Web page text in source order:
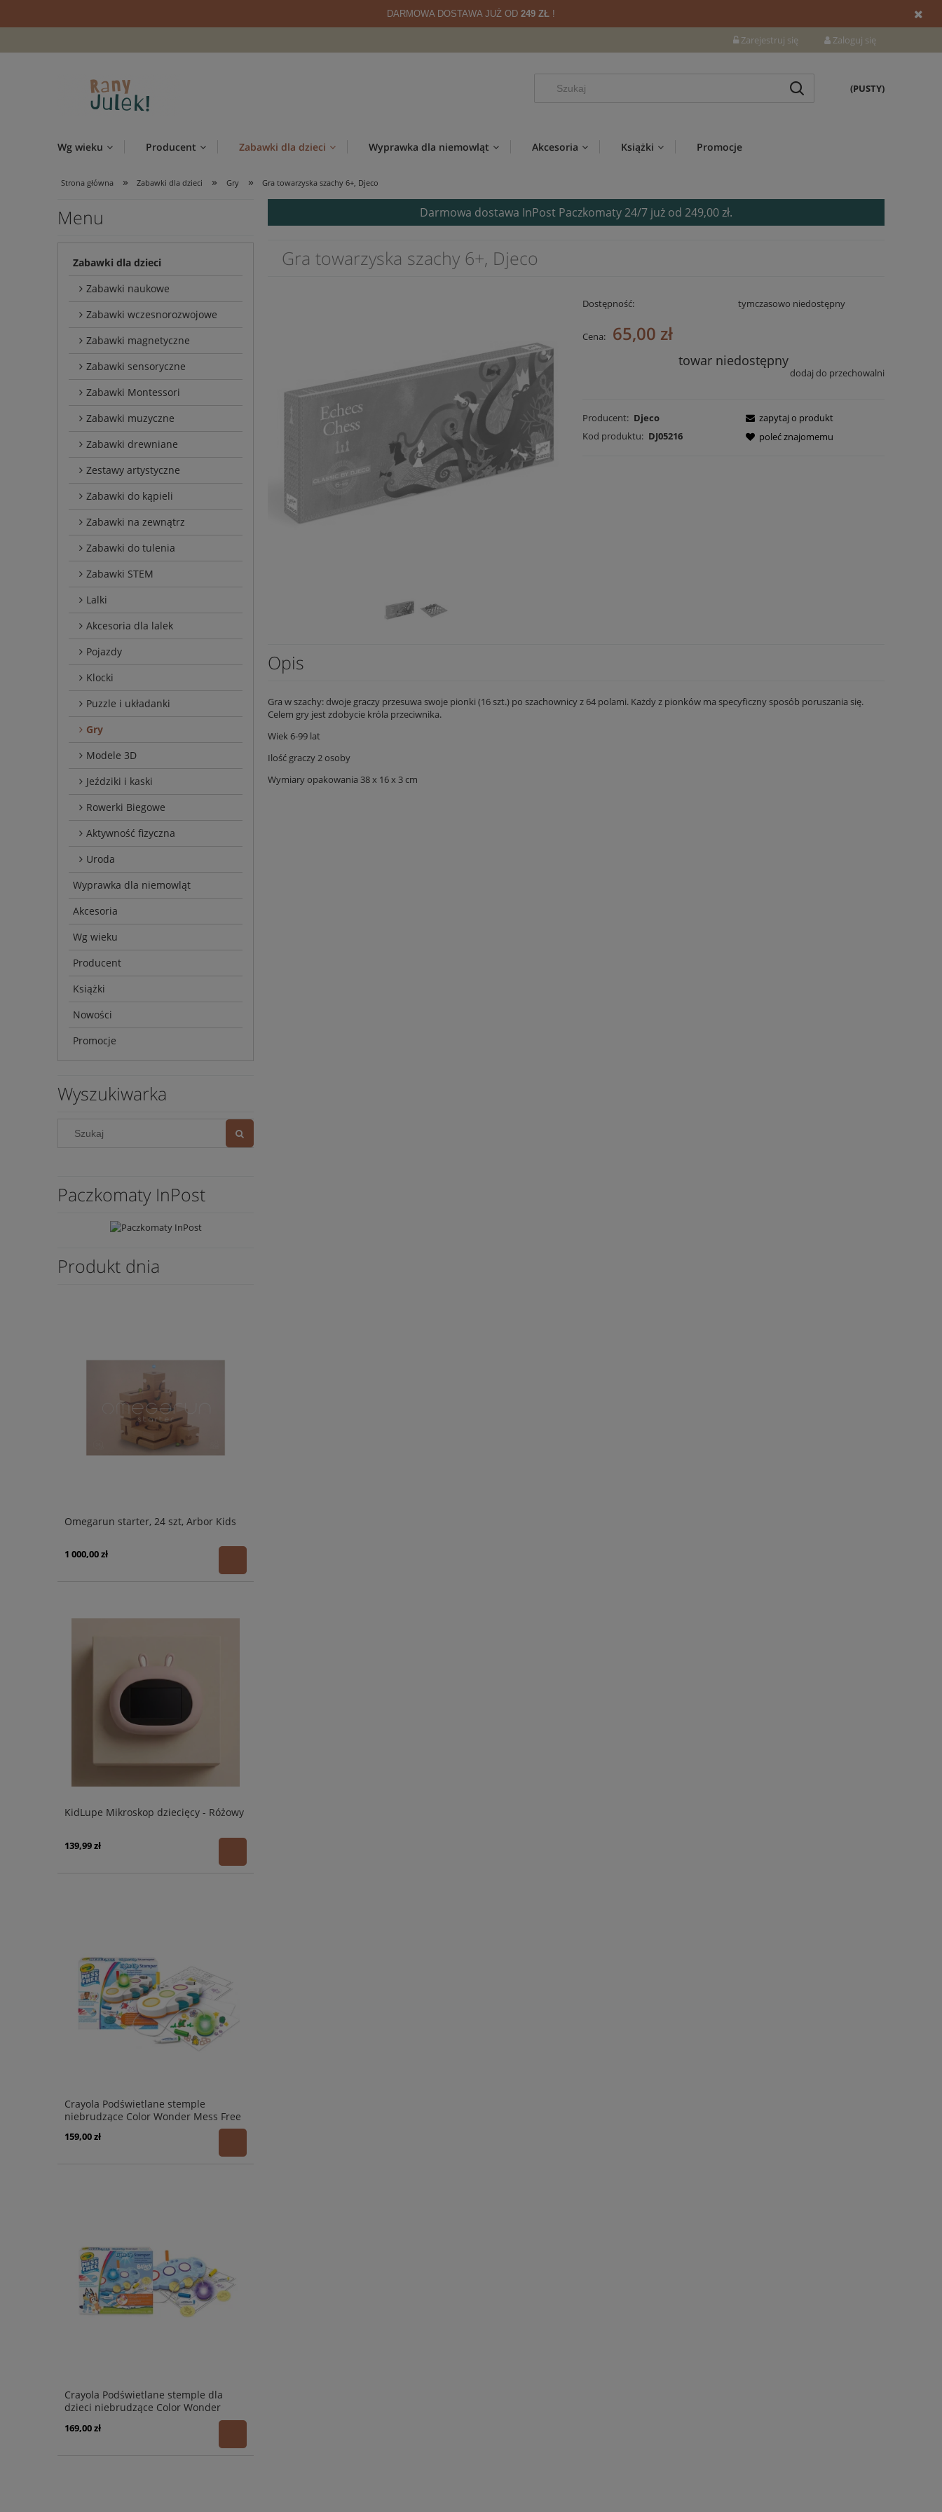
DARMOWA DOSTAWA JUŻ OD 249 ZŁ !
Zarejestruj się Zaloguj się
(PUSTY)
Wg wieku Producent Zabawki dla dzieci Wyprawka dla niemowląt Akcesoria Książki Promocje
Strona główna » Zabawki dla dzieci » Gry » Gra towarzyska szachy 6+, Djeco
Menu
Zabawki dla dzieci
Zabawki naukowe
Zabawki wczesnorozwojowe
Zabawki magnetyczne
Zabawki sensoryczne
Zabawki Montessori
Zabawki muzyczne
Zabawki drewniane
Zestawy artystyczne
Zabawki do kąpieli
Zabawki na zewnątrz
Zabawki do tulenia
Zabawki STEM
Lalki
Akcesoria dla lalek
Pojazdy
Klocki
Puzzle i układanki
Gry
Modele 3D
Jeździki i kaski
Rowerki Biegowe
Aktywność fizyczna
Uroda
Wyprawka dla niemowląt
Akcesoria
Wg wieku
Producent
Książki
Nowości
Promocje
Wyszukiwarka
Paczkomaty InPost
Produkt dnia
Omegarun starter, 24 szt, Arbor Kids
1 000,00 zł
KidLupe Mikroskop dziecięcy - Różowy
139,99 zł
Crayola Podświetlane stemple
niebrudzące Color Wonder Mess Free
159,00 zł
Crayola Podświetlane stemple dla
dzieci niebrudzące Color Wonder
169,00 zł
Darmowa dostawa InPost Paczkomaty 24/7 już od 249,00 zł.
Gra towarzyska szachy 6+, Djeco
Dostępność: tymczasowo niedostępny
Cena: 65,00 zł
towar niedostępny
dodaj do przechowalni
Producent: Djeco
Kod produktu: DJ05216
zapytaj o produkt
poleć znajomemu
Opis
Gra w szachy: dwoje graczy przesuwa swoje pionki (16 szt.) po szachownicy z 64 polami. Każdy z pionków ma specyficzny sposób poruszania się.
Celem gry jest zdobycie króla przeciwnika.
Wiek 6-99 lat
Ilość graczy 2 osoby
Wymiary opakowania 38 x 16 x 3 cm